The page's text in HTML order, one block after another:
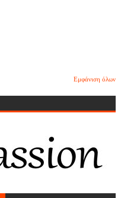
Εμφάνιση όλων